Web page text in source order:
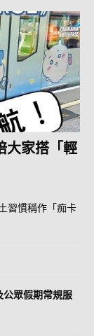
大家搭「輕
習慣稱作「痴卡
公眾假期常規服